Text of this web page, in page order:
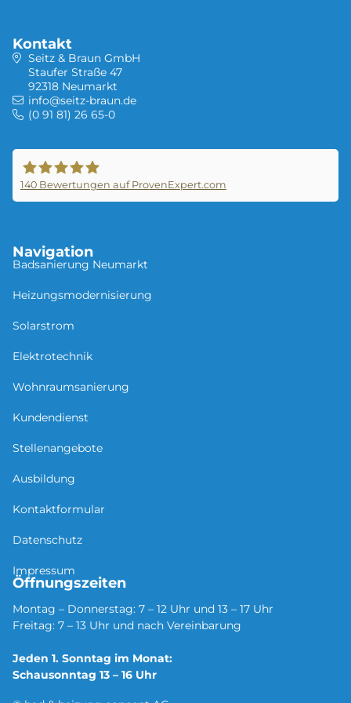
Kontakt
Seitz & Braun GmbH
Staufer Straße 47
92318 Neumarkt
info@seitz-braun.de
(0 91 81) 26 65-0
140 Bewertungen auf ProvenExpert.com
Navigation
Badsanierung Neu­mar­kt
Heizungsmodernisierung
Solarstrom
Elektrotechnik
Wohnraumsanierung
Kundendienst
Stellenangebote
Ausbildung
Kontaktformular
Datenschutz
Impressum
Öffnungszeiten
Montag – Donnerstag: 7 – 12 Uhr und 13 – 17 Uhr
Freitag: 7 – 13 Uhr und nach Vereinbarung
Jeden 1. Sonntag im Monat:
Schausonntag 13 – 16 Uhr